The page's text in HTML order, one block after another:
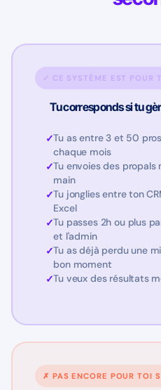
✓ CE SYSTÈME EST POUR
Tu corresponds si tu
Tu as entre 3 et 50
chaque mois
Tu envoies des propals
main
Tu jonglies entre ton
Excel
Tu passes 2h ou plus
et l'admin
Tu as déjà perdu une
bon moment
Tu veux des résultats
✗ PAS ENCORE POUR TOI